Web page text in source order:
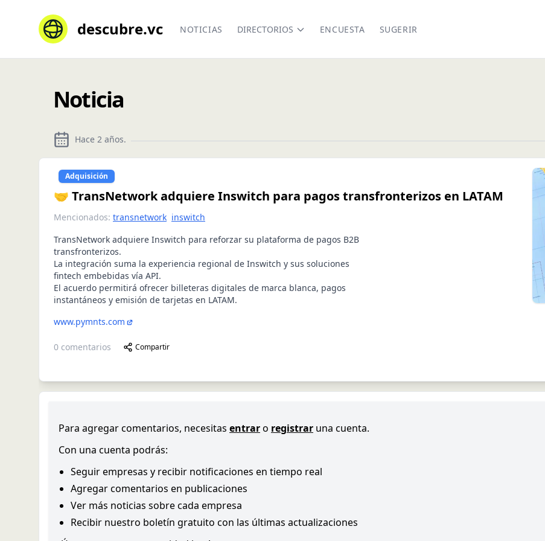
descubre.vc NOTICIAS DIRECTORIOS ENCUESTA SUGERIR
Noticia
Hace 2 años.
Adquisición
🤝 TransNetwork adquiere Inswitch para pagos transfronterizos en LATAM
Mencionados: transnetwork inswitch
TransNetwork adquiere Inswitch para reforzar su plataforma de pagos B2B
transfronterizos.
La integración suma la experiencia regional de Inswitch y sus soluciones
fintech embebidas vía API.
El acuerdo permitirá ofrecer billeteras digitales de marca blanca, pagos
instantáneos y emisión de tarjetas en LATAM.
www.pymnts.com
0 comentarios Compartir
Para agregar comentarios, necesitas entraro registrar una cuenta.
Con una cuenta podrás:
Seguir empresas y recibir notificaciones en tiempo real
Agregar comentarios en publicaciones
Ver más noticias sobre cada empresa
Recibir nuestro boletín gratuito con las últimas actualizaciones